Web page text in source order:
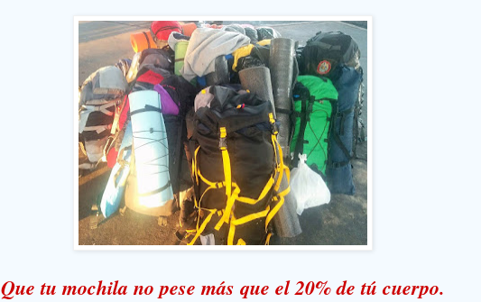
Que tu mochila no pese más que el 20% de tú cuerpo.